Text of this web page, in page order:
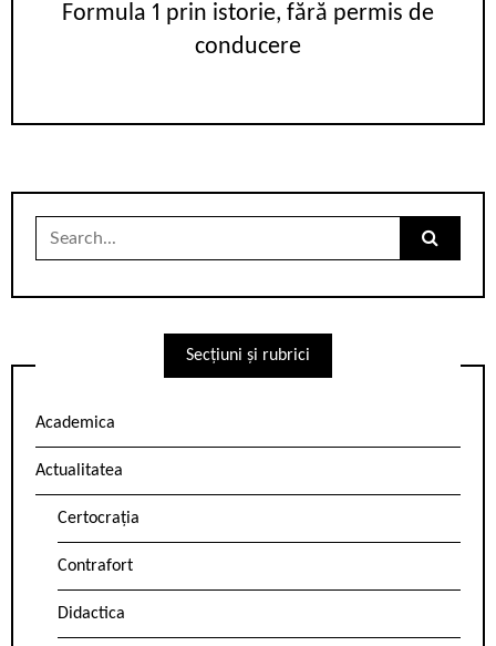
Formula 1 prin istorie, fără permis de
conducere
Search
Secțiuni și rubrici
Academica
Actualitatea
Certocrația
Contrafort
Didactica